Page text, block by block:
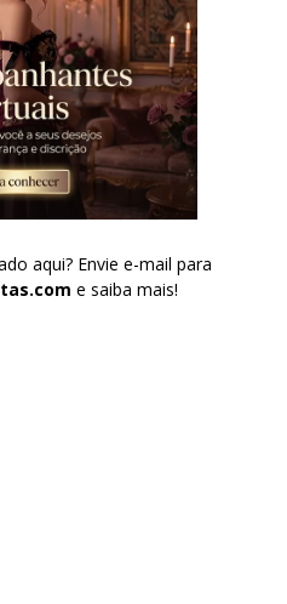
aqui? Envie e-mail para
e saiba mais!